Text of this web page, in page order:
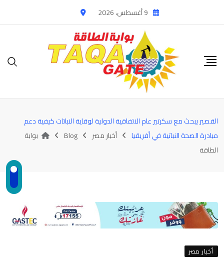
to
9 أغسطس، 2026
القصير يبحث مع سكرتير عام الاتفاقية الدولية لوقاية النباتات كيفية دعم
مبادرة الصحة النباتية في أفريقيا
أخبار مصر Blog
بوابة
الطاقة
أخبار مصر